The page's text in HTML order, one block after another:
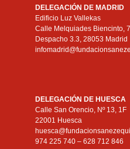
DELEGACIÓN DE MADRID
Edificio Luz Vallekas
Calle Melquiades Biencinto, 7
Despacho 3.3, 28053 Madrid
DELEGACIÓN DE HUESCA
Calle San Orencio, Nº 13, 1F
22001 Huesca
974 225 740 – 628 712 846